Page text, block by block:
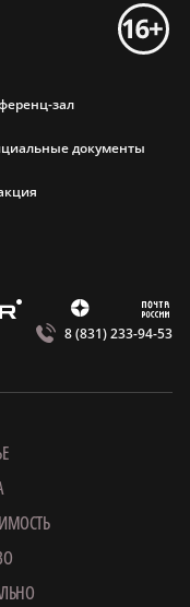
зал
документы
E Z m
8 (831) 233-94-53